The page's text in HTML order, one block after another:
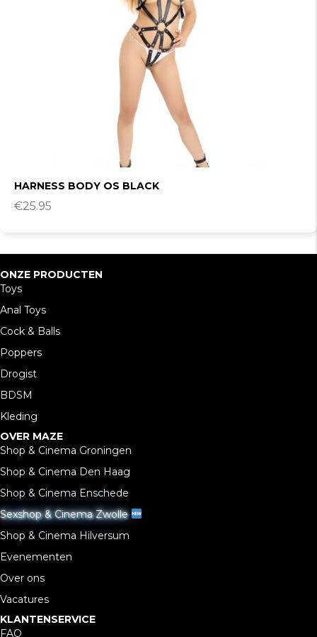
HARNESS BODY OS BLACK
€25.95
ONZE PRODUCTEN
Toys
Anal Toys
Cock & Balls
Poppers
Drogist
BDSM
Kleding
OVER MAZE
Shop & Cinema Groningen
Shop & Cinema Den Haag
Shop & Cinema Enschede
Sexshop & Cinema Zwolle
Shop & Cinema Hilversum
Evenementen
Over ons
Vacatures
KLANTENSERVICE
FAQ